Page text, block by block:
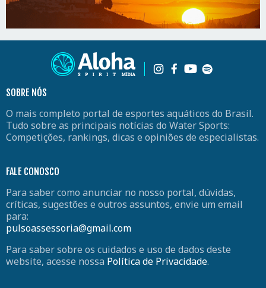
SOBRE NÓS
O mais completo portal de esportes aquáticos do Brasil.
Tudo sobre as principais notícias do Water Sports:
Competições, rankings, dicas e opiniões de especialistas.
FALE CONOSCO
Para saber como anunciar no nosso portal, dúvidas,
críticas, sugestões e outros assuntos, envie um email
para:
pulsoassessoria@gmail.com
Para saber sobre os cuidados e uso de dados deste
website, acesse nossa Política de Privacidade.